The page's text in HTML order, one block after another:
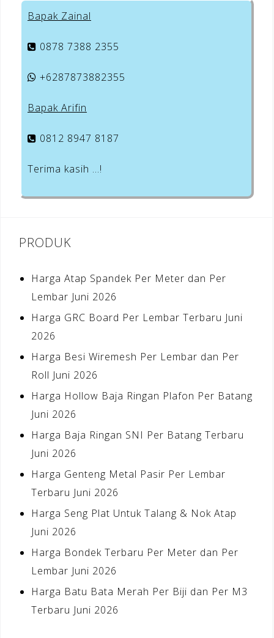
Bapak Zainal
0878 7388 2355
+6287873882355
Bapak Arifin
0812 8947 8187
Terima kasih …!
PRODUK
Harga Atap Spandek Per Meter dan Per
Lembar Juni 2026
Harga GRC Board Per Lembar Terbaru Juni
2026
Harga Besi Wiremesh Per Lembar dan Per
Roll Juni 2026
Harga Hollow Baja Ringan Plafon Per Batang
Juni 2026
Harga Baja Ringan SNI Per Batang Terbaru
Juni 2026
Harga Genteng Metal Pasir Per Lembar
Terbaru Juni 2026
Harga Seng Plat Untuk Talang & Nok Atap
Juni 2026
Harga Bondek Terbaru Per Meter dan Per
Lembar Juni 2026
Harga Batu Bata Merah Per Biji dan Per M3
Terbaru Juni 2026